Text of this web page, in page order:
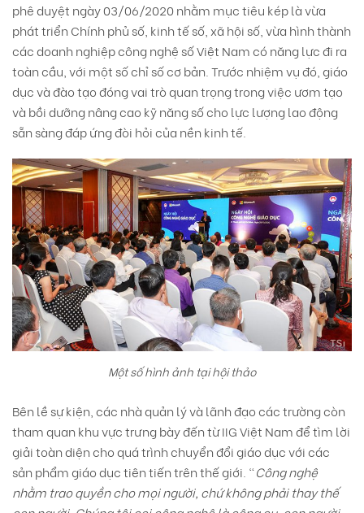
phê duyệt ngày 03/06/2020 nhằm mục tiêu kép là vừa
phát triển Chính phủ số, kinh tế số, xã hội số, vừa hình thành
các doanh nghiệp công nghệ số Việt Nam có năng lực đi ra
toàn cầu, với một số chỉ số cơ bản. Trước nhiệm vụ đó, giáo
dục và đào tạo đóng vai trò quan trọng trong việc ươm tạo
và bồi dưỡng nâng cao kỹ năng số cho lực lượng lao động
sẵn sàng đáp ứng đòi hỏi của nền kinh tế.
Một số hình ảnh tại hội thảo
Bên lề sự kiện, các nhà quản lý và lãnh đạo các trường còn
tham quan khu vực trưng bày đến từ IIG Việt Nam để tìm lời
giải toàn diện cho quá trình chuyển đổi giáo dục với các
sản phẩm giáo dục tiên tiến trên thế giới. “Công nghệ
nhằm trao quyền cho mọi người, chứ không phải thay thế